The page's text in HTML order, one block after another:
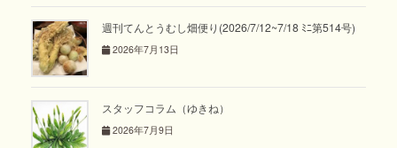
週刊てんとうむし畑便り(2026/7/12~7/18 ﾐﾆ第514号)
2026年7月13日
スタッフコラム（ゆきね）
2026年7月9日